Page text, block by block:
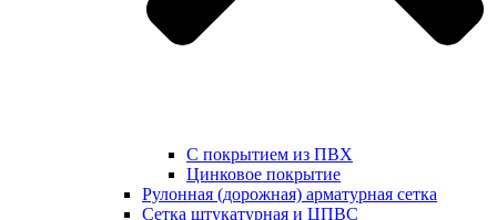
С покрытием из ПВХ
Цинковое покрытие
Рулонная (дорожная) арматурная сетка
Сетка штукатурная и ЦПВС